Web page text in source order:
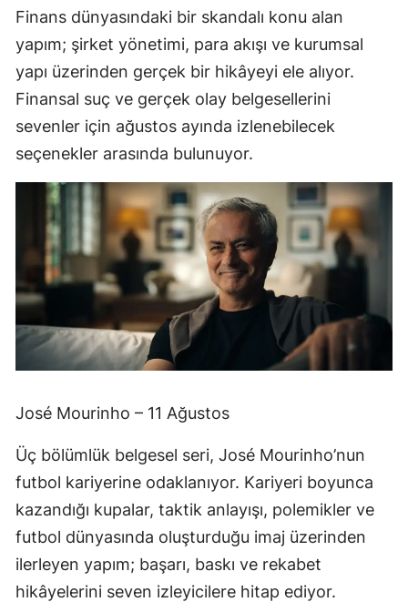
Finans dünyasındaki bir skandalı konu alan
yapım; şirket yönetimi, para akışı ve kurumsal
yapı üzerinden gerçek bir hikâyeyi ele alıyor.
Finansal suç ve gerçek olay belgesellerini
sevenler için ağustos ayında izlenebilecek
seçenekler arasında bulunuyor.
José Mourinho – 11 Ağustos
Üç bölümlük belgesel seri, José Mourinho’nun
futbol kariyerine odaklanıyor. Kariyeri boyunca
kazandığı kupalar, taktik anlayışı, polemikler ve
futbol dünyasında oluşturduğu imaj üzerinden
ilerleyen yapım; başarı, baskı ve rekabet
hikâyelerini seven izleyicilere hitap ediyor.